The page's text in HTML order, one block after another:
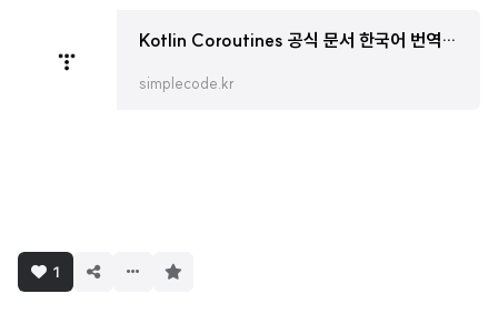
Kotlin Coroutines 공식 문서 한국어 번역본 : Coroutines 한 번에 정리하기
simplecode.kr
1